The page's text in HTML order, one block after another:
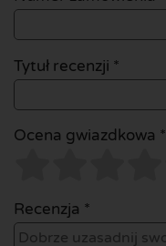
Tytuł recenzji *
Ocena gwiazdkowa *
Recenzja *